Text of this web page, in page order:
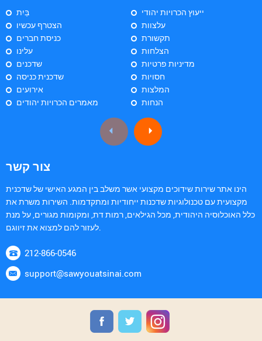
בַּיִת
הצטרף עכשיו
כניסת חברים
עלינו
שדכנים
שדכנית כניסה
אירועים
מאמרים הכרויות יהודים
ייעוץ הכרויות יהודי
עלצוות
תקשורת
הצלחות
מדיניות פרטיות
חסויות
המלצות
הנחות
צור קשר
הינו אתר שירות שידוכים מקצועי אשר משלב בין המגע האישי של שדכנית
מקצועית עם טכנולוגיות שדכנות ייחודיות ומתקדמות. השירות משרת את
כלל האוכלוסיה היהודית, מכל הגילאים, רמות דת, ומקומות מגורים, על מנת
212-866-0546
support@sawyouatsinai.com